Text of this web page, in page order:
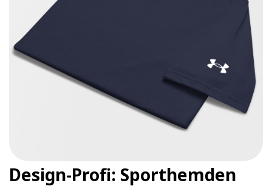
Design-Profi: Sporthemden